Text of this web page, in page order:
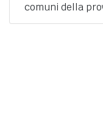
comuni della